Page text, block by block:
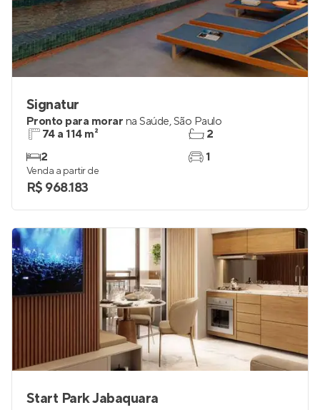
Signatur
Pronto para morar na Saúde,São Paulo
74 a 114 m²
2
2
1
Venda a partir de
R$ 968.183
Start Park Jabaquara